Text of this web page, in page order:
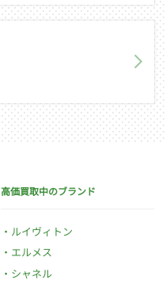
高価買取中のブランド
ルイヴィトン
エルメス
シャネル